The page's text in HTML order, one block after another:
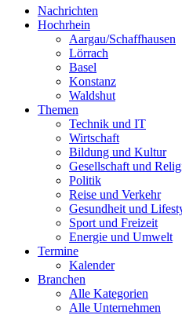
Nachrichten
Hochrhein
Aargau/Schaffhausen
Lörrach
Basel
Konstanz
Waldshut
Themen
Technik und IT
Wirtschaft
Bildung und Kultur
Gesellschaft und
Politik
Reise und Verkehr
Gesundheit und
Sport und Freizeit
Energie und Umwelt
Termine
Kalender
Branchen
Alle Kategorien
Alle Unternehmen